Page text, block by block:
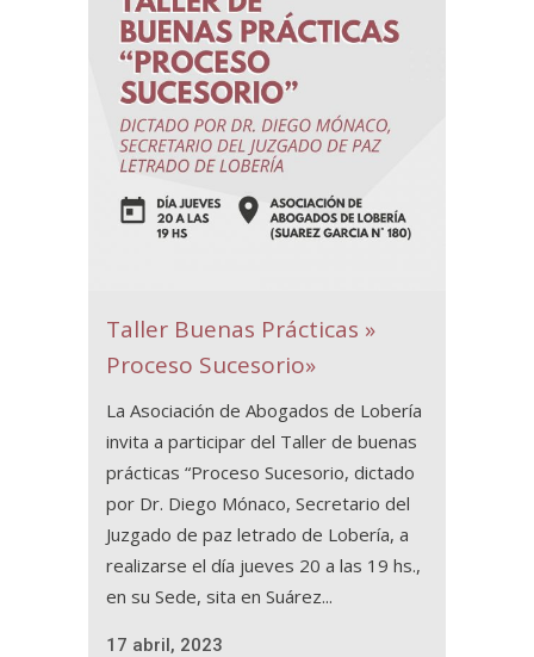
Taller Buenas Prácticas »
Proceso Sucesorio»
La Asociación de Abogados de Lobería
invita a participar del Taller de buenas
prácticas “Proceso Sucesorio, dictado
por Dr. Diego Mónaco, Secretario del
Juzgado de paz letrado de Lobería, a
realizarse el día jueves 20 a las 19 hs.,
en su Sede, sita en Suárez...
17 abril, 2023